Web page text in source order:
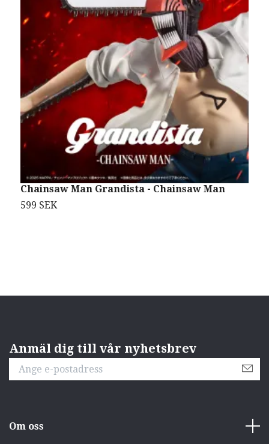
Chainsaw Man Grandista - Chainsaw Man
599 SEK
Anmäl dig till vår nyhetsbrev
Om oss